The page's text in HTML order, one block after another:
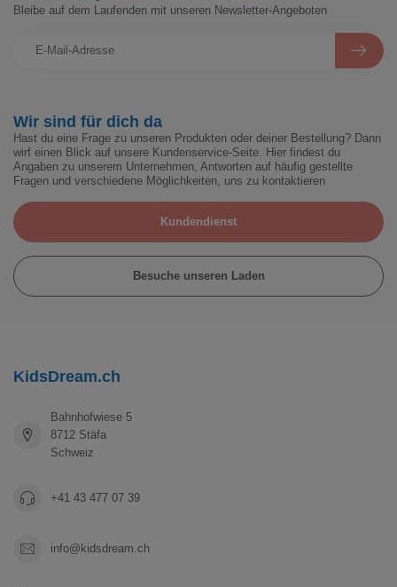
Wir sind für dich da
Hast du eine Frage zu unseren Produkten oder deiner Bestellung? Dann
wirf einen Blick auf unsere Kundenservice-Seite. Hier findest du
Angaben zu unserem Unternehmen, Antworten auf häufig gestellte
Fragen und verschiedene Möglichkeiten, uns zu kontaktieren
Kundendienst
Besuche unseren Laden
Bleibe auf dem Laufenden mit unseren Newsletter-Angeboten
KidsDream.ch
Bahnhofwiese 5
8712 Stäfa
Schweiz
+41 43 477 07 39
info@kidsdream.ch